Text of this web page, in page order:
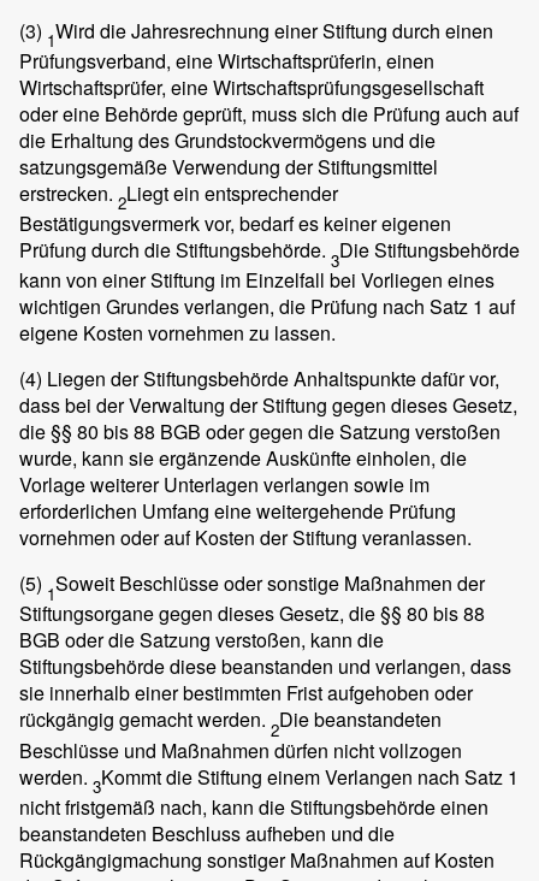
(3) 1Wird die Jahresrechnung einer Stiftung durch einen
Prüfungsverband, eine Wirtschaftsprüferin, einen
Wirtschaftsprüfer, eine Wirtschaftsprüfungsgesellschaft
oder eine Behörde geprüft, muss sich die Prüfung auch auf
die Erhaltung des Grundstockvermögens und die
satzungsgemäße Verwendung der Stiftungsmittel
erstrecken. 2Liegt ein entsprechender
Bestätigungsvermerk vor, bedarf es keiner eigenen
Prüfung durch die Stiftungsbehörde. 3Die Stiftungsbehörde
kann von einer Stiftung im Einzelfall bei Vorliegen eines
wichtigen Grundes verlangen, die Prüfung nach Satz 1 auf
eigene Kosten vornehmen zu lassen.
(4) Liegen der Stiftungsbehörde Anhaltspunkte dafür vor,
dass bei der Verwaltung der Stiftung gegen dieses Gesetz,
die §§ 80 bis 88 BGB oder gegen die Satzung verstoßen
wurde, kann sie ergänzende Auskünfte einholen, die
Vorlage weiterer Unterlagen verlangen sowie im
erforderlichen Umfang eine weitergehende Prüfung
vornehmen oder auf Kosten der Stiftung veranlassen.
(5) 1Soweit Beschlüsse oder sonstige Maßnahmen der
Stiftungsorgane gegen dieses Gesetz, die §§ 80 bis 88
BGB oder die Satzung verstoßen, kann die
Stiftungsbehörde diese beanstanden und verlangen, dass
sie innerhalb einer bestimmten Frist aufgehoben oder
rückgängig gemacht werden. 2Die beanstandeten
Beschlüsse und Maßnahmen dürfen nicht vollzogen
werden. 3Kommt die Stiftung einem Verlangen nach Satz 1
nicht fristgemäß nach, kann die Stiftungsbehörde einen
beanstandeten Beschluss aufheben und die
Rückgängigmachung sonstiger Maßnahmen auf Kosten